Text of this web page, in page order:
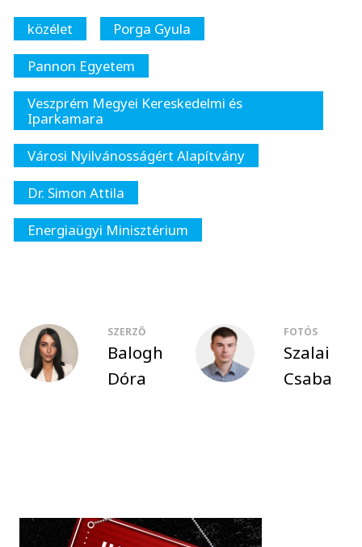
közélet
Porga Gyula
Pannon Egyetem
Veszprém Megyei Kereskedelmi és
Iparkamara
Városi Nyilvánosságért Alapítvány
Dr. Simon Attila
Energiaügyi Minisztérium
SZERZŐ
Balogh
Dóra
FOTÓS
Szalai
Csaba